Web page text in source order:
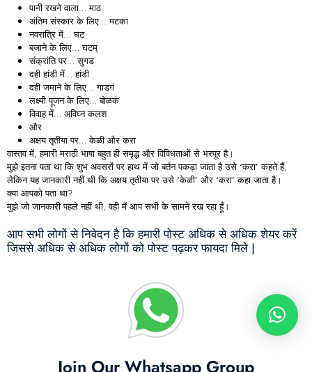
पानी रखने वाला…माठ
अंतिम संस्कार के लिए…मटका
नवरात्रि में…घट
बजाने के लिए…घटम्
संक्रांति पर…सुगड
दही हांडी में…हांडी
दही जमाने के लिए…गाडगं
लक्ष्मी पूजन के लिए…बोळकं
विवाह में… अविघ्नकलश
और
अक्षय तृतीया पर…केळी औरकरा
वास्तव में, हमारी मराठी भाषा बहुत ही समृद्ध और विविधताओं से भरपूर है।
मुझे इतना पता था कि शुभ अवसरों पर हाथ में जो बर्तन पकड़ा जाता है उसे ‘करा’ कहते हैं,
लेकिन यह जानकारी नहीं थी कि अक्षय तृतीया पर उसे ‘केळी’ और ‘करा’ कहा जाता है।
क्या आपको पता था?
मुझे जो जानकारी पहले नहीं थी, वही मैं आप सभी के सामने रख रहा हूँ।
आप सभी लोगों से निवेदन है कि हमारी पोस्ट अधिक से अधिक शेयर करें
जिससे अधिक से अधिक लोगों को पोस्ट पढ़कर फायदा मिले |
Join Our Whatsapp Group